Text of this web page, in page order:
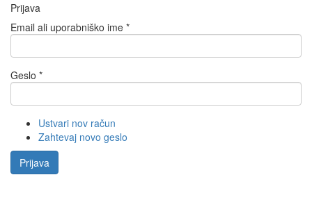
Prijava
Email ali uporabniško ime *
Geslo *
Ustvari nov račun
Zahtevaj novo geslo
Prijava